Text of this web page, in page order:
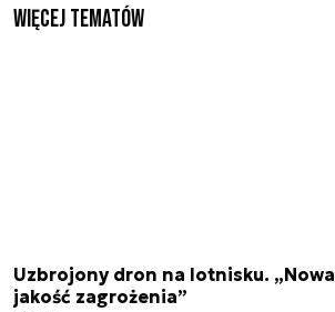
Więcej tematów
Uzbrojony dron na lotnisku. „Nowa
jakość zagrożenia”